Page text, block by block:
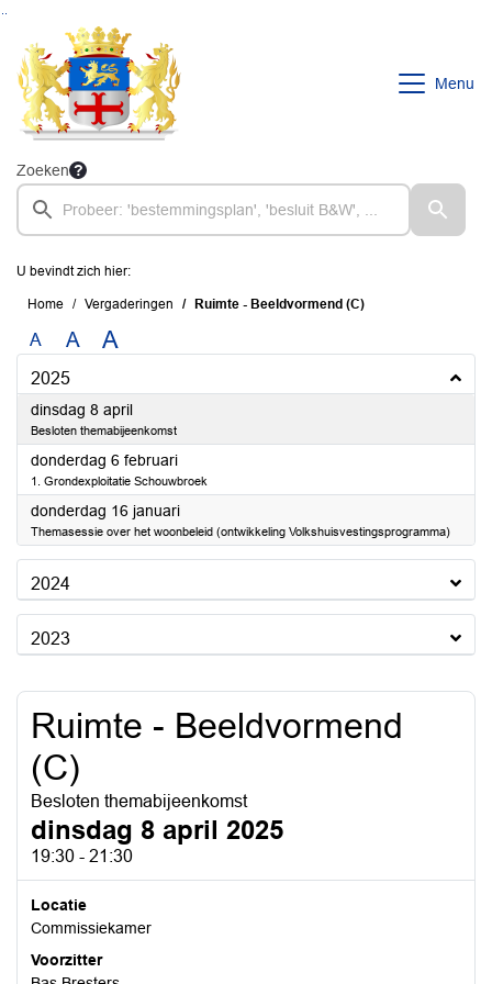
Ga naar de inhoud van deze pagina
Ga naar het zoeken
Ga naar het menu
Menu
Zoeken
U bevindt zich hier:
Home Vergaderingen Ruimte - Beeldvormend (C)
A A A
2025
dinsdag 8 april2025
Besloten themabijeenkomst
donderdag 6 februari2025
1. Grondexploitatie Schouwbroek
donderdag 16 januari2025
Themasessie over het woonbeleid (ontwikkeling Volkshuisvestingsprogramma)
2024
2023
Ruimte - Beeldvormend
(C)
Besloten themabijeenkomst
dinsdag 8 april 2025
19:30 - 21:30
Locatie
Commissiekamer
Voorzitter